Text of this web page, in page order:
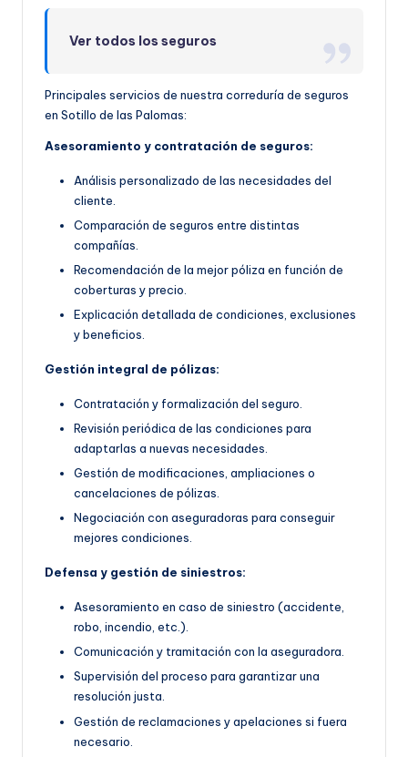
Ver todos los seguros
Principales servicios de nuestra correduría de seguros
en Sotillo de las Palomas:
Asesoramiento y contratación de seguros:
Análisis personalizado de las necesidades del
cliente.
Comparación de seguros entre distintas
compañías.
Recomendación de la mejor póliza en función de
coberturas y precio.
Explicación detallada de condiciones, exclusiones
y beneficios.
Gestión integral de pólizas:
Contratación y formalización del seguro.
Revisión periódica de las condiciones para
adaptarlas a nuevas necesidades.
Gestión de modificaciones, ampliaciones o
cancelaciones de pólizas.
Negociación con aseguradoras para conseguir
mejores condiciones.
Defensa y gestión de siniestros:
Asesoramiento en caso de siniestro (accidente,
robo, incendio, etc.).
Comunicación y tramitación con la aseguradora.
Supervisión del proceso para garantizar una
resolución justa.
Gestión de reclamaciones y apelaciones si fuera
necesario.